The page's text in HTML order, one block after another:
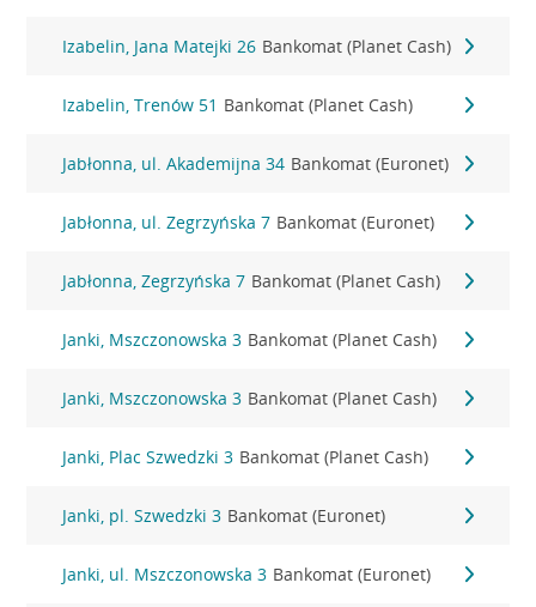
Izabelin, Jana Matejki 26 Bankomat (Planet Cash)
Izabelin, Trenów 51 Bankomat (Planet Cash)
Jabłonna, ul. Akademijna 34 Bankomat (Euronet)
Jabłonna, ul. Zegrzyńska 7 Bankomat (Euronet)
Jabłonna, Zegrzyńska 7 Bankomat (Planet Cash)
Janki, Mszczonowska 3 Bankomat (Planet Cash)
Janki, Mszczonowska 3 Bankomat (Planet Cash)
Janki, Plac Szwedzki 3 Bankomat (Planet Cash)
Janki, pl. Szwedzki 3 Bankomat (Euronet)
Janki, ul. Mszczonowska 3 Bankomat (Euronet)